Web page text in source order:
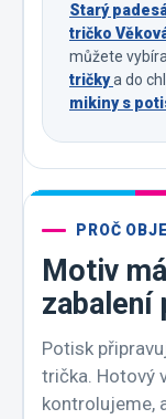
Starý
tričko
můžete
tričkya do
mikiny s
PROČ
Motiv
zabalení
Potisk
trička. Hotový
kontrolujeme,